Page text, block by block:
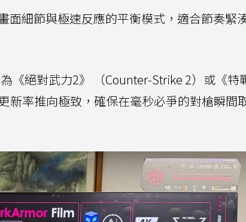
面細節與極速反應的平衡模式，適合節奏緊
為《絕對武力2》 （Counter-Strike 2）或《特
新率推向極致，確保在毫秒必爭的對槍瞬間